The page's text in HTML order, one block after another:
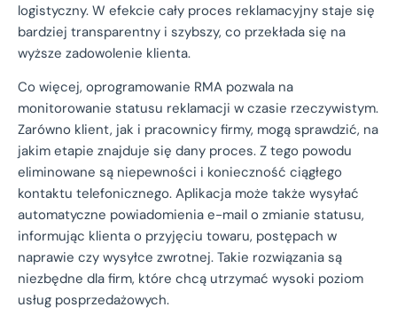
logistyczny. W efekcie cały proces reklamacyjny staje się
bardziej transparentny i szybszy, co przekłada się na
wyższe zadowolenie klienta.
Co więcej, oprogramowanie RMA pozwala na
monitorowanie statusu reklamacji w czasie rzeczywistym.
Zarówno klient, jak i pracownicy firmy, mogą sprawdzić, na
jakim etapie znajduje się dany proces. Z tego powodu
eliminowane są niepewności i konieczność ciągłego
kontaktu telefonicznego. Aplikacja może także wysyłać
automatyczne powiadomienia e-mail o zmianie statusu,
informując klienta o przyjęciu towaru, postępach w
naprawie czy wysyłce zwrotnej. Takie rozwiązania są
niezbędne dla firm, które chcą utrzymać wysoki poziom
usług posprzedażowych.